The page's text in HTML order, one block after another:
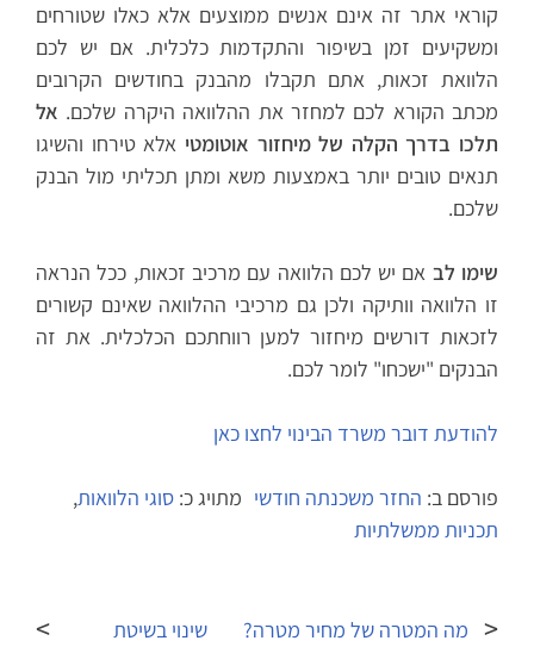
קוראי אתר זה אינם אנשים ממוצעים אלא כאלו שטורחים
ומשקיעים זמן בשיפור והתקדמות כלכלית. אם יש לכם
הלוואת זכאות, אתם תקבלו מהבנק בחודשים הקרובים
מכתב הקורא לכם למחזר את ההלוואה היקרה שלכם. אל
תלכו בדרך הקלה של מיחזור אוטומטי אלא טירחו והשיגו
תנאים טובים יותר באמצעות משא ומתן תכליתי מול הבנק
שלכם.
שימו לב אם יש לכם הלוואה עם מרכיב זכאות, ככל הנראה
זו הלוואה וותיקה ולכן גם מרכיבי ההלוואה שאינם קשורים
לזכאות דורשים מיחזור למען רווחתכם הכלכלית. את זה
הבנקים "ישכחו" לומר לכם.
להודעת דובר משרד הבינוי לחצו כאן
פורסם ב: החזר משכנתה חודשי מתויג כ: סוגי הלוואות,
תכניות ממשלתיות
מה המטרה של מחיר מטרה?
שינוי בשיטת